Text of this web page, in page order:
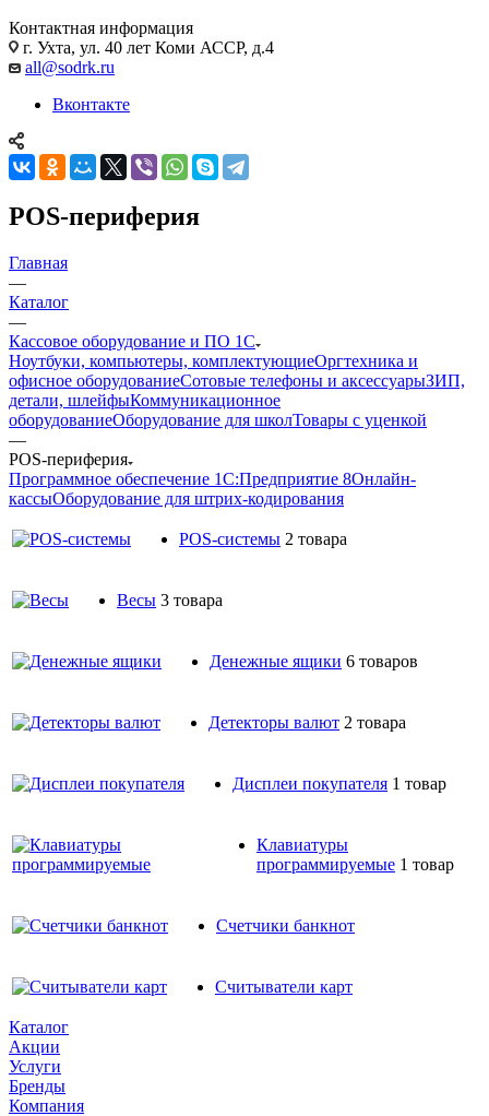
Контактная информация
г. Ухта, ул. 40 лет Коми АССР, д.4
all@sodrk.ru
Вконтакте
POS-периферия
Главная
—
Каталог
—
Кассовое оборудование и ПО 1С
Ноутбуки, компьютеры, комплектующиеОргтехника и
офисное оборудованиеСотовые телефоны и аксессуарыЗИП,
детали, шлейфыКоммуникационное
оборудованиеОборудование для школТовары с уценкой
—
POS-периферия
Программное обеспечение 1С:Предприятие 8Онлайн-
кассыОборудование для штрих-кодирования
POS-системы 2 товара
Весы 3 товара
Денежные ящики 6 товаров
Детекторы валют 2 товара
Дисплеи покупателя 1 товар
Клавиатуры
программируемые 1 товар
Счетчики банкнот
Считыватели карт
Каталог
Акции
Услуги
Бренды
Компания